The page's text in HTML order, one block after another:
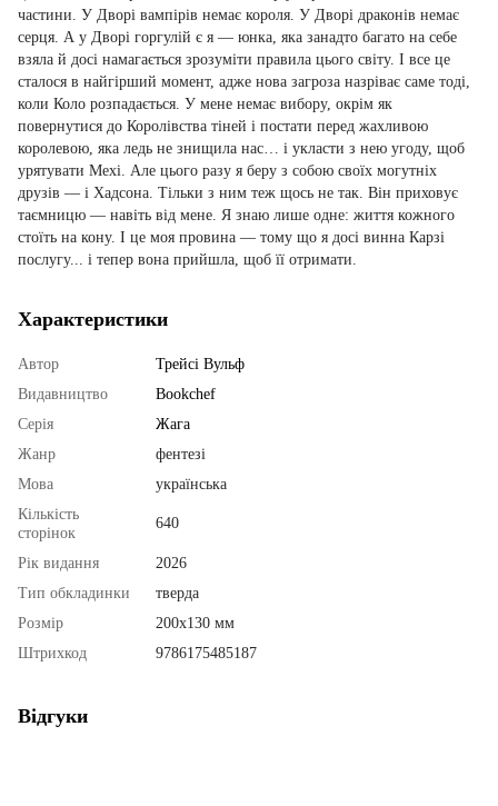
частини. У Дворі вампірів немає короля. У Дворі драконів немає
серця. А у Дворі горгулій є я — юнка, яка занадто багато на себе
взяла й досі намагається зрозуміти правила цього світу. І все це
сталося в найгірший момент, адже нова загроза назріває саме тоді,
коли Коло розпадається. У мене немає вибору, окрім як
повернутися до Королівства тіней і постати перед жахливою
королевою, яка ледь не знищила нас… і укласти з нею угоду, щоб
урятувати Мехі. Але цього разу я беру з собою своїх могутніх
друзів — і Хадсона. Тільки з ним теж щось не так. Він приховує
таємницю — навіть від мене. Я знаю лише одне: життя кожного
стоїть на кону. І це моя провина — тому що я досі винна Карзі
послугу... і тепер вона прийшла, щоб її отримати.
Характеристики
Автор
Трейсі Вульф
Видавництво
Bookchef
Серія
Жага
Жанр
фентезі
Мова
українська
Кількість
сторінок
640
Рік видання
2026
Тип обкладинки
тверда
Розмір
200х130 мм
Штрихкод
9786175485187
Відгуки